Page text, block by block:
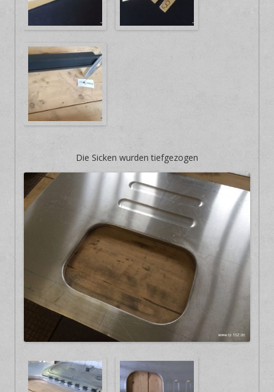
Die Sicken wurden tiefgezogen